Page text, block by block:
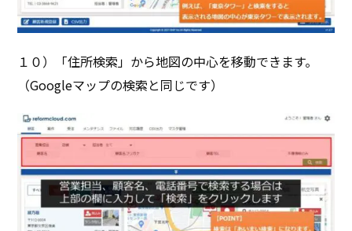
１０）「住所検索」から地図の中心を移動できます。
（Googleマップの検索と同じです）